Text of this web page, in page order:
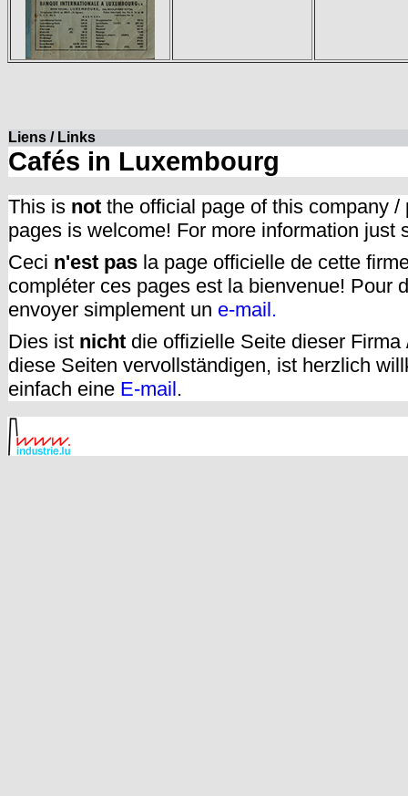
Liens / Links
Cafés in Luxembourg
This is not the official page of this company
pages is welcome! For more information just
Ceci n'est pas la page officielle de cette
compléter ces pages est la bienvenue! Pour
envoyer simplement un e-mail.
Dies ist nicht die offizielle Seite dieser
diese Seiten vervollständigen, ist herzlich
einfach eine E-mail.